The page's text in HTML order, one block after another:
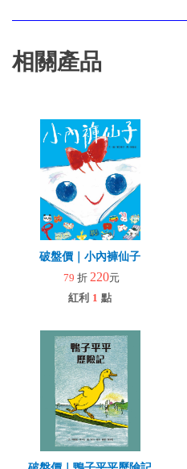
相關產品
破盤價｜小內褲仙子
79 折 220元
紅利 1 點